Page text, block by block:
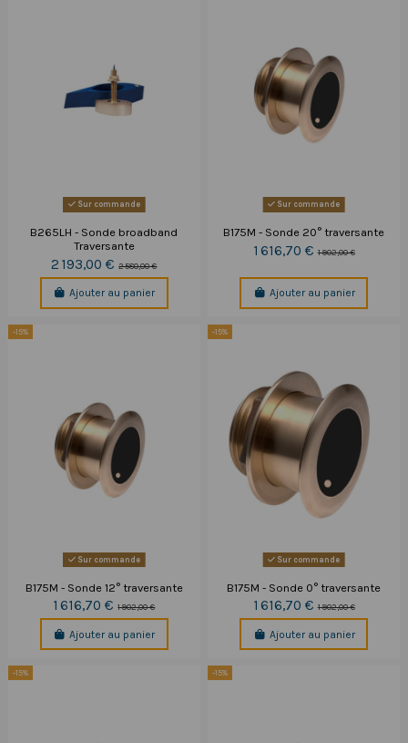
Sur commande
B265LH - Sonde broadband
Traversante
2 193,00 €2 580,00 €
Ajouter au panier
Sur commande
B175M - Sonde 20° traversante
1 616,70 €1 902,00 €
Ajouter au panier
-15%
Sur commande
B175M - Sonde 12° traversante
1 616,70 €1 902,00 €
Ajouter au panier
-15%
Sur commande
B175M - Sonde 0° traversante
1 616,70 €1 902,00 €
Ajouter au panier
-15% -15%